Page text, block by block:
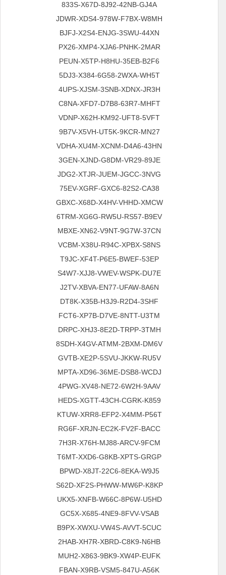
833S-X67D-8J92-42NB-GJ4A
JDWR-XDS4-978W-F7BX-W8MH
BJFJ-X2S4-ENJG-3SWU-44XN
PX26-XMP4-XJA6-PNHK-2MAR
PEUN-X5TP-H8HU-35EB-B2F6
5DJ3-X384-6G58-2WXA-WH5T
4UPS-XJSM-3SNB-XDNX-JR3H
C8NA-XFD7-D7B8-63R7-MHFT
VDNP-X62H-KM92-UFT8-5VFT
9B7V-X5VH-UT5K-9KCR-MN27
VDHA-XU4M-XCNM-D4A6-43HN
3GEN-XJND-G8DM-VR29-89JE
JDG2-XTJR-JUEM-JGCC-3NVG
75EV-XGRF-GXC6-82S2-CA38
GBXC-X68D-X4HV-VHHD-XMCW
6TRM-XG6G-RW5U-RS57-B9EV
MBXE-XN62-V9NT-9G7W-37CN
VCBM-X38U-R94C-XPBX-S8NS
T9JC-XF4T-P6E5-BWEF-53EP
S4W7-XJJ8-VWEV-WSPK-DU7E
J2TV-XBVA-EN77-UFAW-8A6N
DT8K-X35B-H3J9-R2D4-3SHF
FCT6-XP7B-D7VE-8NTT-U3TM
DRPC-XHJ3-8E2D-TRPP-3TMH
8SDH-X4GV-ATMM-2BXM-DM6V
GVTB-XE2P-5SVU-JKKW-RU5V
MPTA-XD96-36ME-DSB8-WCDJ
4PWG-XV48-NE72-6W2H-9AAV
HEDS-XGTT-43CH-CGRK-K859
KTUW-XRR8-EFP2-X4MM-P56T
RG6F-XRJN-EC2K-FV2F-BACC
7H3R-X76H-MJ88-ARCV-9FCM
T6MT-XXD6-G8KB-XPTS-GRGP
BPWD-X8JT-22C6-8EKA-W9J5
S62D-XF2S-PHWW-MW6P-K8KP
UKX5-XNFB-W66C-8P6W-U5HD
GC5X-X685-4NE9-8FVV-VSAB
B9PX-XWXU-VW4S-AVVT-5CUC
2HAB-XH7R-XBRD-C8K9-N6HB
MUH2-X863-9BK9-XW4P-EUFK
FBAN-X9RB-VSM5-847U-A56K